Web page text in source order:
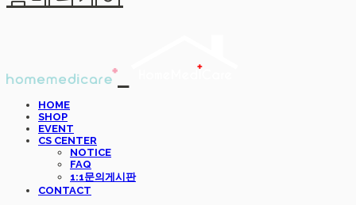
HOME
SHOP
EVENT
CS CENTER
NOTICE
FAQ
1:1문의게시판
CONTACT